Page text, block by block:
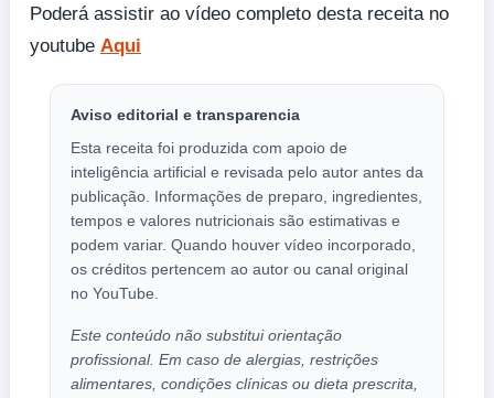
Poderá assistir ao vídeo completo desta receita no
youtube Aqui
Aviso editorial e transparencia
Esta receita foi produzida com apoio de
inteligência artificial e revisada pelo autor antes da
publicação. Informações de preparo, ingredientes,
tempos e valores nutricionais são estimativas e
podem variar. Quando houver vídeo incorporado,
os créditos pertencem ao autor ou canal original
no YouTube.
Este conteúdo não substitui orientação
profissional. Em caso de alergias, restrições
alimentares, condições clínicas ou dieta prescrita,